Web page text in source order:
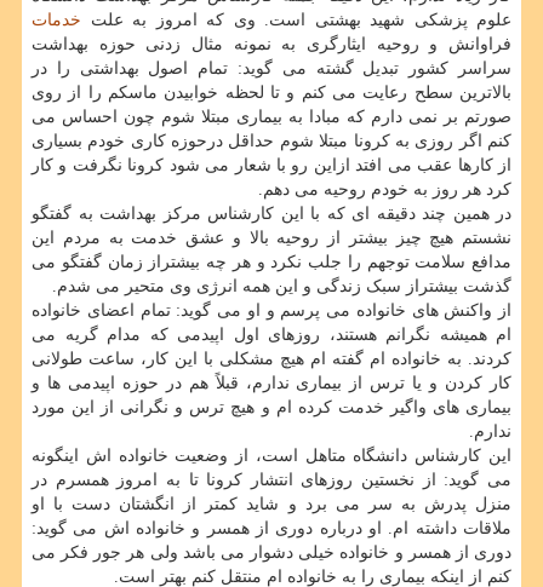
علوم پزشکی شهید بهشتی است. وی که امروز به علت خدمات
فراوانش و روحیه ایثارگری به نمونه مثال زدنی حوزه بهداشت
سراسر کشور تبدیل گشته می گوید: تمام اصول بهداشتی را در
بالاترین سطح رعایت می کنم و تا لحظه خوابیدن ماسکم را از روی
صورتم بر نمی دارم که مبادا به بیماری مبتلا شوم چون احساس می
کنم اگر روزی به کرونا مبتلا شوم حداقل درحوزه کاری خودم بسیاری
از کارها عقب می افتد ازاین رو با شعار می شود کرونا نگرفت و کار
کرد هر روز به خودم روحیه می دهم.
در همین چند دقیقه ای که با این کارشناس مرکز بهداشت به گفتگو
نشستم هیچ چیز بیشتر از روحیه بالا و عشق خدمت به مردم این
مدافع سلامت توجهم را جلب نکرد و هر چه بیشتراز زمان گفتگو می
گذشت بیشتراز سبک زندگی و این همه انرژی وی متحیر می شدم.
از واکنش های خانواده می پرسم و او می گوید: تمام اعضای خانواده
ام همیشه نگرانم هستند، روزهای اول اپیدمی که مدام گریه می
کردند. به خانواده ام گفته ام هیچ مشکلی با این کار، ساعت طولانی
کار کردن و یا ترس از بیماری ندارم، قبلاً هم در حوزه اپیدمی ها و
بیماری های واگیر خدمت کرده ام و هیچ ترس و نگرانی از این مورد
ندارم.
این کارشناس دانشگاه متاهل است، از وضعیت خانواده اش اینگونه
می گوید: از نخستین روزهای انتشار کرونا تا به امروز همسرم در
منزل پدرش به سر می برد و شاید کمتر از انگشتان دست با او
ملاقات داشته ام. او درباره دوری از همسر و خانواده اش می گوید:
دوری از همسر و خانواده خیلی دشوار می باشد ولی هر جور فکر می
کنم از اینکه بیماری را به خانواده ام منتقل کنم بهتر است.